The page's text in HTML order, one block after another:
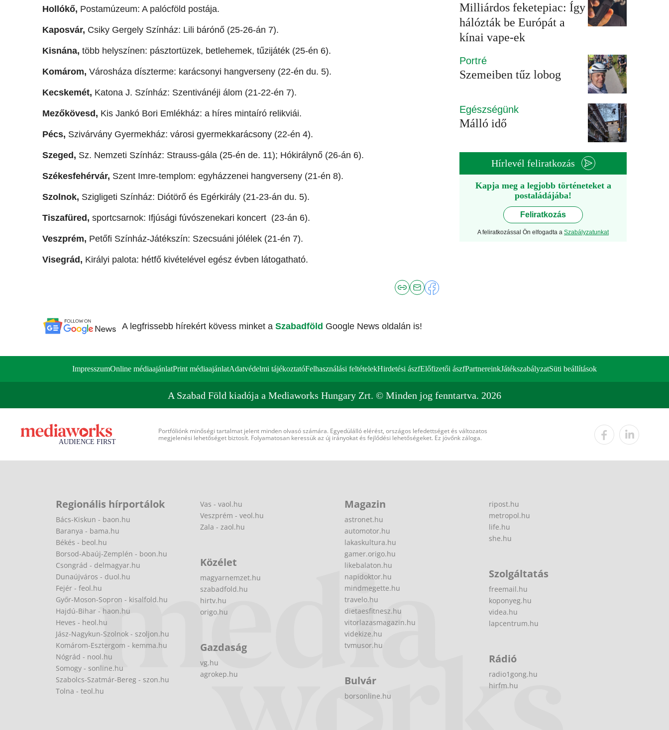
Hollókő, Postamúzeum: A palócföld postája.
Kaposvár, Csiky Gergely Színház: Lili bárónő (25-26-án 7).
Kisnána, több helyszínen: pásztortüzek, betlehemek, tűzijáték (25-én 6).
Komárom, Városháza díszterme: karácsonyi hangverseny (22-én du. 5).
Kecskemét, Katona J. Színház: Szentivánéji álom (21-22-én 7).
Mezőkövesd, Kis Jankó Bori Emlékház: a híres mintaíró relikviái.
Pécs, Szivárvány Gyermekház: városi gyermekkarácsony (22-én 4).
Szeged, Sz. Nemzeti Színház: Strauss-gála (25-én de. 11); Hókirálynő (26-án 6).
Székesfehérvár, Szent Imre-templom: egyházzenei hangverseny (21-én 8).
Szolnok, Szigligeti Színház: Diótörő és Egérkirály (21-23-án du. 5).
Tiszafüred, sportcsarnok: Ifjúsági fúvószenekari koncert (23-án 6).
Veszprém, Petőfi Színház-Játékszín: Szecsuáni jólélek (21-én 7).
Visegrád, Királyi palota: hétfő kivételével egész évben látogatható.
A legfrissebb hírekért kövess minket a Szabadföld Google News oldalán is!
Milliárdos feketepiac: Így
hálózták be Európát a
kínai vape-ek
Portré
Szemeiben tűz lobog
Egészségünk
Málló idő
Hírlevél feliratkozás
Kapja meg a legjobb történeteket a
postaládájába!
Feliratkozás
A feliratkozással Ön elfogadta a Szabályzatunkat
ImpresszumOnline médiaajánlatPrint médiaajánlatAdatvédelmi tájékoztatóFelhasználási feltételekHirdetési ászfElőfizetői ászfPartnereinkJátékszabályzatSüti beállítások
A Szabad Föld kiadója a Mediaworks Hungary Zrt. © Minden jog fenntartva. 2026
Portfóliónk minőségi tartalmat jelent minden olvasó számára. Egyedülálló elérést, országos lefedettséget és változatos
megjelenési lehetőséget biztosít. Folyamatosan keressük az új irányokat és fejlődési lehetőségeket. Ez jövőnk záloga.
Regionális hírportálok
Bács-Kiskun - baon.hu
Baranya - bama.hu
Békés - beol.hu
Borsod-Abaúj-Zemplén - boon.hu
Csongrád - delmagyar.hu
Dunaújváros - duol.hu
Fejér - feol.hu
Győr-Moson-Sopron - kisalfold.hu
Hajdú-Bihar - haon.hu
Heves - heol.hu
Jász-Nagykun-Szolnok - szoljon.hu
Komárom-Esztergom - kemma.hu
Nógrád - nool.hu
Somogy - sonline.hu
Szabolcs-Szatmár-Bereg - szon.hu
Tolna - teol.hu
Vas - vaol.hu
Veszprém - veol.hu
Zala - zaol.hu
Közélet
magyarnemzet.hu
szabadfold.hu
hirtv.hu
origo.hu
Gazdaság
vg.hu
agrokep.hu
Magazin
astronet.hu
automotor.hu
lakaskultura.hu
gamer.origo.hu
likebalaton.hu
napidoktor.hu
mindmegette.hu
travelo.hu
dietaesfitnesz.hu
vitorlazasmagazin.hu
videkize.hu
tvmusor.hu
Bulvár
borsonline.hu
ripost.hu
metropol.hu
life.hu
she.hu
Szolgáltatás
freemail.hu
koponyeg.hu
videa.hu
lapcentrum.hu
Rádió
radio1gong.hu
hirfm.hu